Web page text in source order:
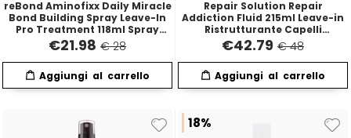
reBond Aminofixx Daily Miracle
Bond Building Spray Leave-In
Pro Treatment 118ml Spray
Senza Risciacquo Ricostruttore
Ristrutturante Capelli
Danneggiati
€21.98 € 28
Repair Solution Repair
Addiction Fluid 215ml Leave-in
Ristrutturante Capelli
Danneggiati
€42.79 € 48
18%